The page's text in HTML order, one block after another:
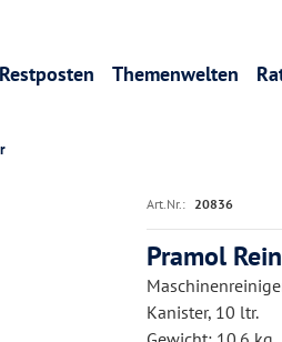
Restposten Themenwelten
Art.Nr.: 20836
Pramol
Kanister, 10 ltr.